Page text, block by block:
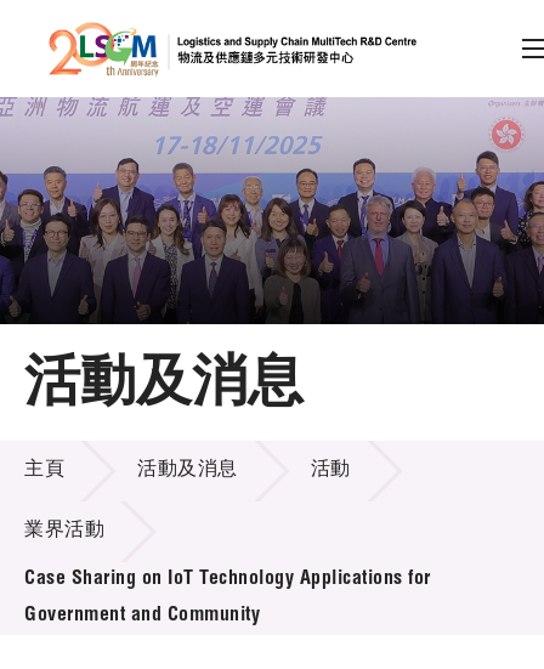
跳到內容（按回車鍵）
會員登入
A A EN 繁 简
主頁
關於LSCM
技術商品化
項目及資助計劃
活動及消息
活動及消息
活動及消息
主頁 活動及消息 活動
業界活動
Case Sharing on IoT Technology Applications for
Government and Community